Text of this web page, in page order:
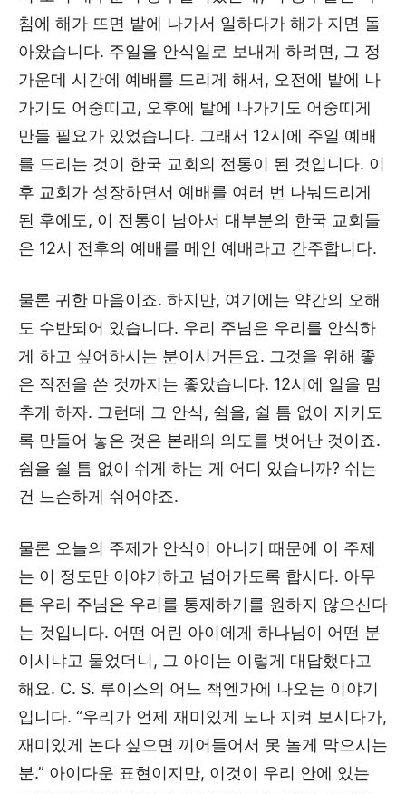
침에 해가 뜨면 밭에 나가서 일하다가 해가 지면 돌
아왔습니다. 주일을 안식일로 보내게 하려면, 그 정
가운데 시간에 예배를 드리게 해서, 오전에 밭에 나
가기도 어중띠고, 오후에 밭에 나가기도 어중띠게
만들 필요가 있었습니다. 그래서 12시에 주일 예배
를 드리는 것이 한국 교회의 전통이 된 것입니다. 이
후 교회가 성장하면서 예배를 여러 번 나눠드리게
된 후에도, 이 전통이 남아서 대부분의 한국 교회들
은 12시 전후의 예배를 메인 예배라고 간주합니다.
물론 귀한 마음이죠. 하지만, 여기에는 약간의 오해
도 수반되어 있습니다. 우리 주님은 우리를 안식하
게 하고 싶어하시는 분이시거든요. 그것을 위해 좋
은 작전을 쓴 것까지는 좋았습니다. 12시에 일을 멈
추게 하자. 그런데 그 안식, 쉼을, 쉴 틈 없이 지키도
록 만들어 놓은 것은 본래의 의도를 벗어난 것이죠.
쉼을 쉴 틈 없이 쉬게 하는 게 어디 있습니까? 쉬는
건 느슨하게 쉬어야죠.
물론 오늘의 주제가 안식이 아니기 때문에 이 주제
는 이 정도만 이야기하고 넘어가도록 합시다. 아무
튼 우리 주님은 우리를 통제하기를 원하지 않으신다
는 것입니다. 어떤 어린 아이에게 하나님이 어떤 분
이시냐고 물었더니, 그 아이는 이렇게 대답했다고
해요. C. S. 루이스의 어느 책엔가에 나오는 이야기
입니다. “우리가 언제 재미있게 노나 지켜 보시다가,
재미있게 논다 싶으면 끼어들어서 못 놀게 막으시는
분.” 아이다운 표현이지만, 이것이 우리 안에 있는